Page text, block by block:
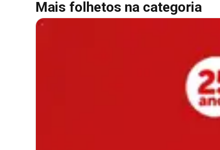
Mais folhetos na categoria